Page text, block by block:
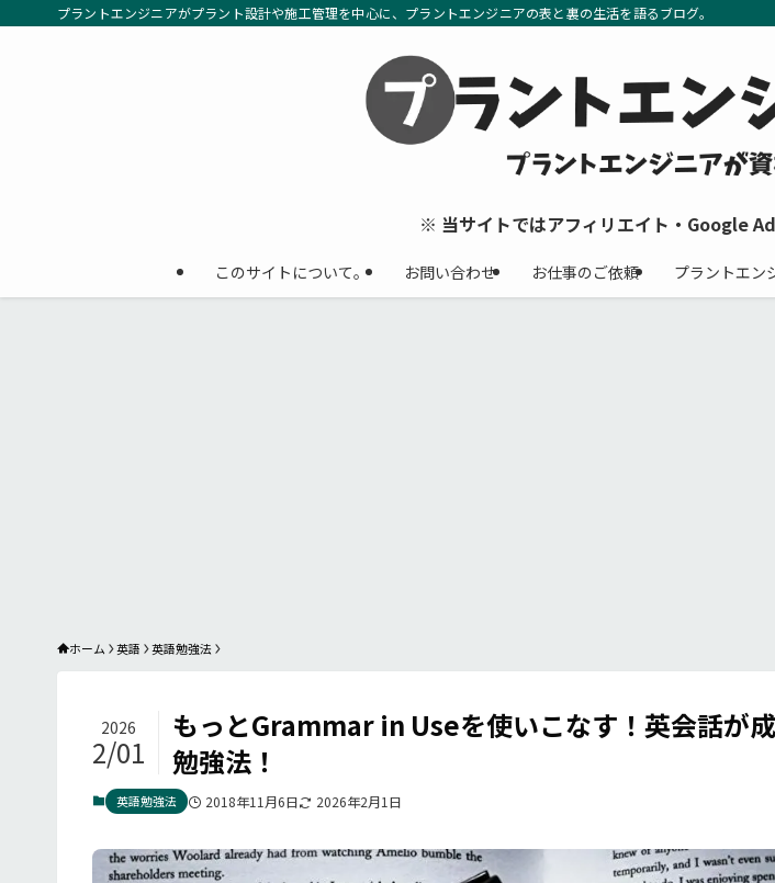
プラントエンジニアがプラント設計や施工管理を中心に、プラントエンジニアの表と裏の生活を語るブログ。
このサイトについて。 お問い合わせ お仕事のご依頼 プラントエン
※ 当サイトではアフィリエイト・Google
ホーム 英語 英語勉強法
もっとGrammar in Useを使いこなす！英会話が
勉強法！
2026
2/01
英語勉強法 2018年11月6日 2026年2月1日